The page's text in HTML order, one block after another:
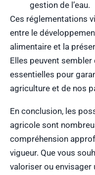
gestion de l’eau.
Ces réglementations
entre le
alimentaire et la
Elles peuvent
essentielles pour
agriculture et de nos
En conclusion, les
agricole sont
compréhension
vigueur. Que vous
valoriser ou envisager